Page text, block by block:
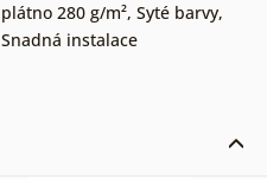
plátno 280 g/m², Syté barvy,
Snadná instalace